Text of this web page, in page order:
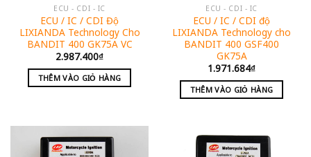
ECU - CDI - IC
ECU / IC / CDI Độ
LIXIANDA Technology Cho
BANDIT 400 GK75A VC
2.987.400₫
THÊM VÀO GIỎ HÀNG
ECU - CDI - IC
ECU / IC / CDI độ
LIXIANDA Technology cho
BANDIT 400 GSF400
GK75A
1.971.684₫
THÊM VÀO GIỎ HÀNG